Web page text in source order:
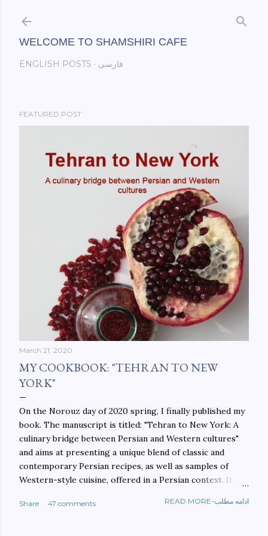
WELCOME TO SHAMSHIRI CAFE
ENGLISH POSTS فارسی
FEATURED POST
March 21, 2020
MY COOKBOOK: "TEHRAN TO NEW
YORK"
On the Norouz day of 2020 spring, I finally published my
book. The manuscript is titled: "Tehran to New York: A
culinary bridge between Persian and Western cultures"
and aims at presenting a unique blend of classic and
contemporary Persian recipes, as well as samples of
Western-style cuisine, offered in a Persian context. It is
walls. This book aims at constructing a bridge between
Share 47 comments READ MORE-ادامه مطلب